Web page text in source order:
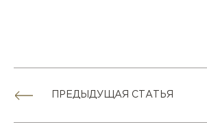
ПРЕДЫДУЩАЯ СТАТЬЯ